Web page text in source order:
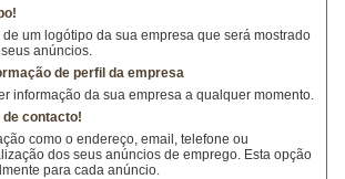
um logótipo da sua empresa que será mostrado
anúncios.
de perfil da empresa
informação da sua empresa a qualquer momento.
contacto!
como o endereço, email, telefone ou
dos seus anúncios de emprego. Esta opção
para cada anúncio.